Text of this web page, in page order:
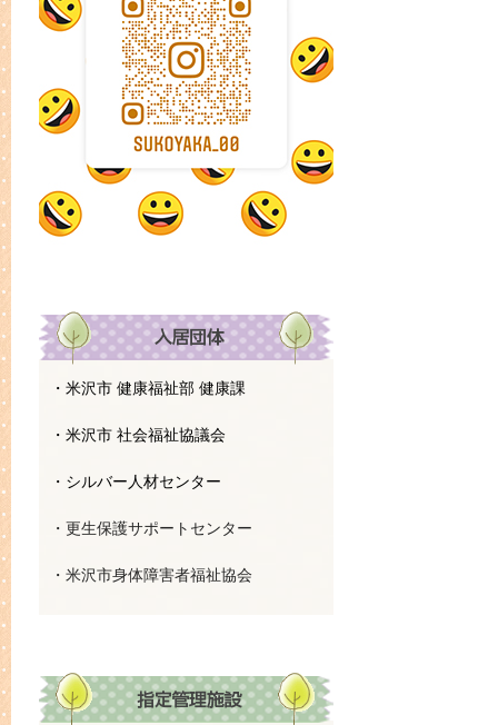
・米沢市 健康福祉部 健康課
・米沢市 社会福祉協議会
・シルバー人材センター
・更生保護サポートセンター
・米沢市身体障害者福祉協会